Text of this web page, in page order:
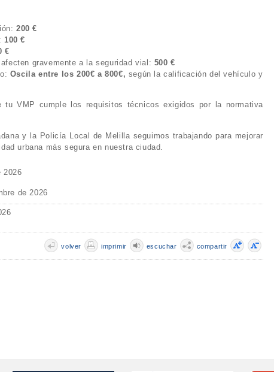
200 €
100 €
€
gravemente a la seguridad vial: 500 €
Oscila entre los 200€ a 800€, según la calificación del vehículo y
tu VMP cumple los requisitos técnicos exigidos por la normativa
y la Policía Local de Melilla seguimos trabajando para mejorar
urbana más segura en nuestra ciudad.
2026
de 2026
compartir
escuchar
imprimir
volver